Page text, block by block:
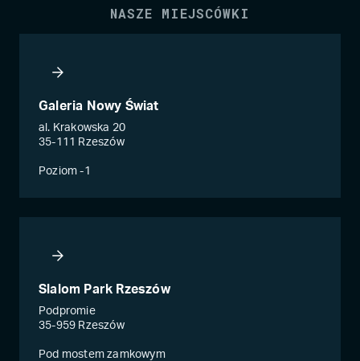
NASZE MIEJSCÓWKI
Galeria Nowy Świat
al. Krakowska 20
35-111 Rzeszów
Poziom -1
Slalom Park Rzeszów
Podpromie
35-959 Rzeszów
Pod mostem zamkowym